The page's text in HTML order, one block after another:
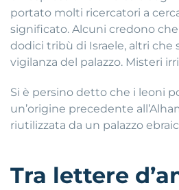
portato molti ricercatori a
significato. Alcuni credono
dodici tribù di Israele, altri che
vigilanza del palazzo. Misteri
Si è persino detto che i leoni
un’origine precedente
riutilizzata da un palazzo
Tra lettere